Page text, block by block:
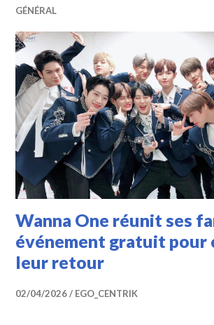
GÉNÉRAL
Wanna One réunit ses
événement gratuit pour
leur retour
02/04/2026 EGO_CENTRIK